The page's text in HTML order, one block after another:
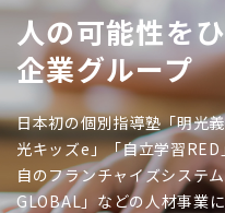
人の可能性を
企業グループ
日本初の個別指導塾「明光
光キッズe」「自立学習
自のフランチャイズシステ
GLOBAL」などの人材事業